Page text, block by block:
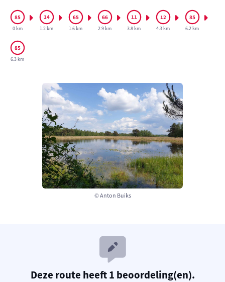
© Anton Buiks
0 km 1.2 km 1.6 km 2.9 km 3.8 km 4.3 km 6.2 km
6.3 km
Deze route heeft 1 beoordeling(en).